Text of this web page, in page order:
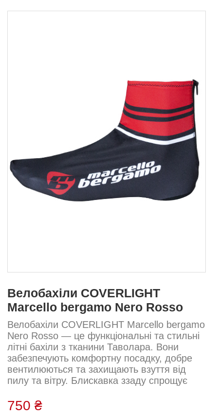
Велобахіли COVERLIGHT
Marcello bergamo Nero Rosso
Велобахіли COVERLIGHT Marcello bergamo
Nero Rosso — це функціональні та стильні
літні бахіли з тканини Таволара. Вони
забезпечують комфортну посадку, добре
вентилюються та захищають взуття від
пилу та вітру. Блискавка ззаду спрощує
Таволара Склад: 70% поліестер, 20%
750 ₴